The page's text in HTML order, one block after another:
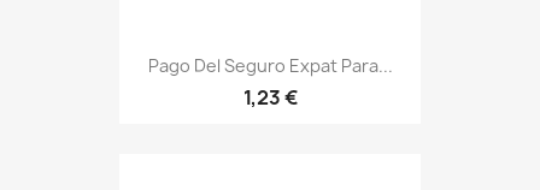
Pago Del Seguro Expat Para...
1,23 €